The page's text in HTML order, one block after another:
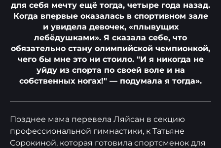
для себя мечту ещё тогда, четыре года назад.
Когда впервые оказалась в спортивном зале
и увидела девочек, «плывущих
лебёдушками». Я сказала себе, что
обязательно стану олимпийской чемпионкой,
чего бы мне это ни стоило. "И я никогда не
уйду из спорта по своей воле и на
собственных ногах!" — подумала я тогда».
Позднее мама перевела Ляйсан в секцию
профессиональной гимнастики, к Татьяне
Сорокиной, которая готовила спортсменок для